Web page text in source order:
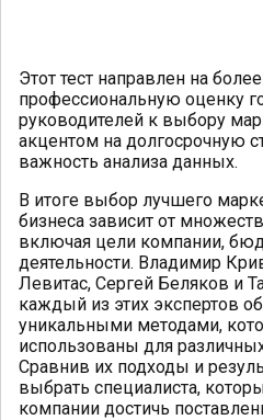
Этот тест направлен на более
профессиональную оценку
руководителей к выбору
акцентом на долгосрочную
важность анализа данных.
В итоге выбор лучшего
бизнеса зависит от
включая цели компании,
деятельности. Владимир
Левитас, Сергей Беляков и
каждый из этих экспертов
уникальными методами,
использованы для
Сравнив их подходы и
выбрать специалиста,
компании достичь